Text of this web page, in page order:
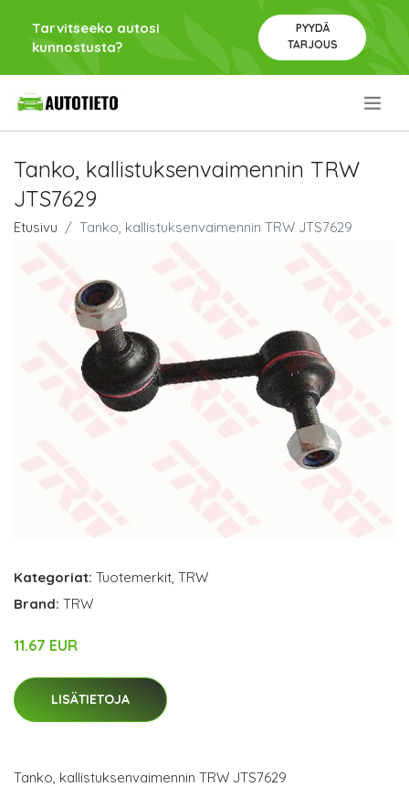
Tarvitseeko autosi
kunnostusta?
PYYDÄ
TARJOUS
Tanko, kallistuksenvaimennin TRW
JTS7629
Etusivu Tanko, kallistuksenvaimennin TRW JTS7629
Kategoriat: Tuotemerkit, TRW
Brand: TRW
11.67 EUR
LISÄTIETOJA
Tanko, kallistuksenvaimennin TRW JTS7629